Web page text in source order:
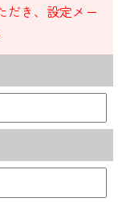
き、設定メー